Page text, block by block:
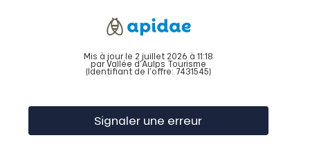
Mis à jour le 2 juillet 2026 à 11:18
par Vallée d'Aulps Tourisme
(Identifiant de l'offre: 7431545)
Signaler une erreur